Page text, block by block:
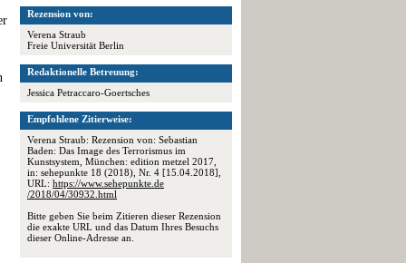
Rezension von:
Verena Straub
Freie Universität Berlin
Redaktionelle Betreuung:
Jessica Petraccaro-Goertsches
Empfohlene Zitierweise:
Verena Straub: Rezension von: Sebastian
Baden: Das Image des Terrorismus im
Kunstsystem, München: edition metzel 2017,
in: sehepunkte 18 (2018), Nr. 4 [15.04.2018],
URL: https://www.sehepunkte.de
/2018/04/30932.html
Bitte geben Sie beim Zitieren dieser Rezension
die exakte URL und das Datum Ihres Besuchs
dieser Online-Adresse an.